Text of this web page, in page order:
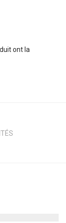
ont la